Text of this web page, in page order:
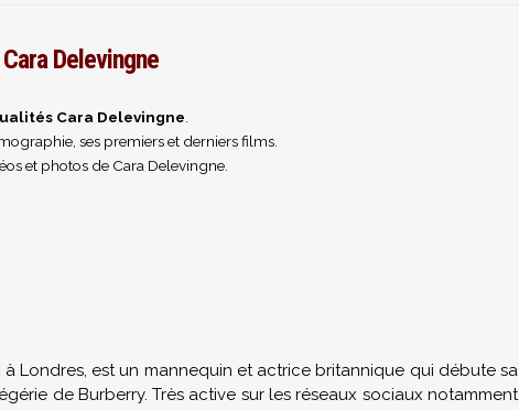
Cara Delevingne
Cara Delevingne
ses premiers et derniers films.
et photos de Cara Delevingne.
Londres, est un mannequin et actrice britannique qui débute sa
de Burberry. Très active sur les réseaux sociaux notamment